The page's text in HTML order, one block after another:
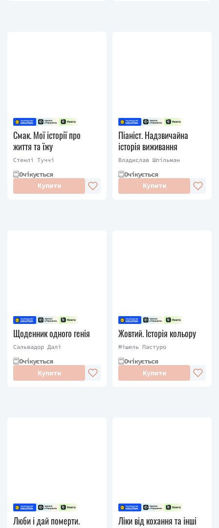
Смак. Мої історії про
життя та їжу
Стенлі Туччі
Очікується
Купити
Піаніст. Надзвичайна
історія виживання
Владислав Шпільман
Очікується
Купити
Щоденник одного генія
Сальвадор Далі
Очікується
Купити
Жовтий. Історія кольору
Мішель Пастуро
Очікується
Купити
Люби і дай померти.
Ліки від кохання та інші